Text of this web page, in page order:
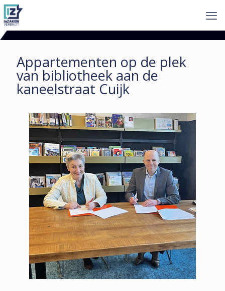
Appartementen op de plek
van bibliotheek aan de
kaneelstraat Cuijk